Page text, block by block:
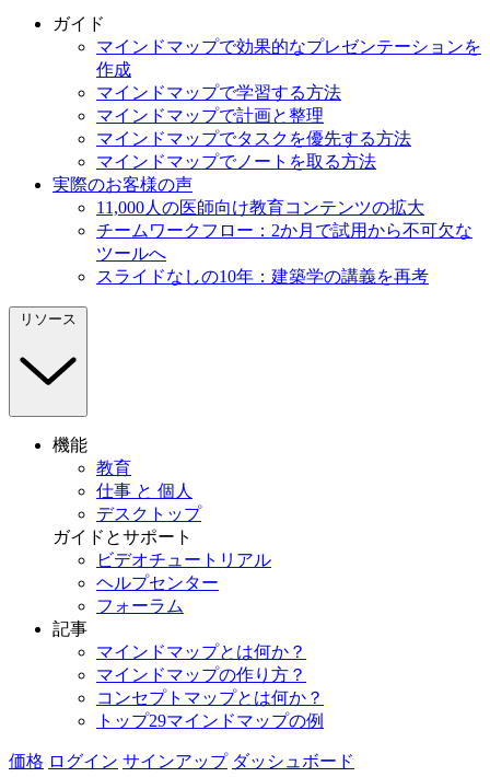
ガイド
マインドマップで効果的なプレゼンテーションを
作成
マインドマップで学習する方法
マインドマップで計画と整理
マインドマップでタスクを優先する方法
マインドマップでノートを取る方法
実際のお客様の声
11,000人の医師向け教育コンテンツの拡大
チームワークフロー：2か月で試用から不可欠な
ツールへ
スライドなしの10年：建築学の講義を再考
リソース
機能
教育
仕事 と 個人
デスクトップ
ガイドとサポート
ビデオチュートリアル
ヘルプセンター
フォーラム
記事
マインドマップとは何か？
マインドマップの作り方？
コンセプトマップとは何か？
トップ29マインドマップの例
価格 ログイン サインアップ ダッシュボード